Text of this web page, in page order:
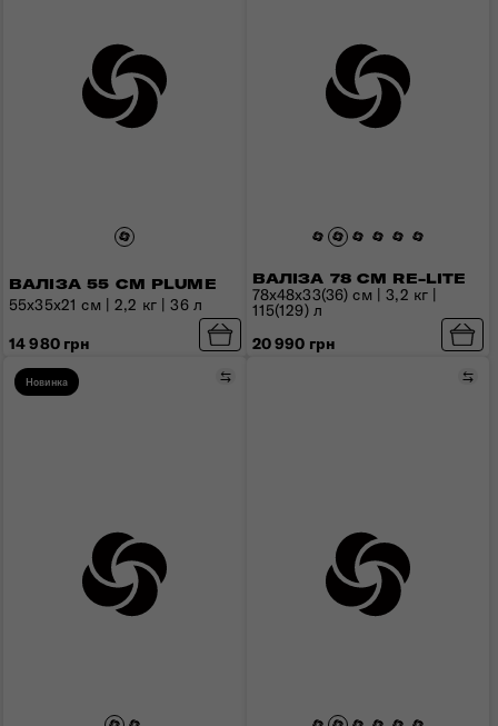
ВАЛІЗА 55 СМ PLUME
55x35x21 см | 2,2 кг | 36 л
14 980 грн
ВАЛІЗА 78 СМ RE-LITE
78x48x33(36) см | 3,2 кг |
115(129) л
20 990 грн
Новинка Порівняти